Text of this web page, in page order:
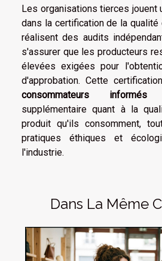
Les organisations tierces jouent
dans la certification de la qualité
réalisent des audits
s'assurer que les producteurs
élevées exigées pour
d'approbation. Cette
consommateurs informés
supplémentaire quant à la
produit qu'ils consomment,
pratiques éthiques et
l'industrie.
Dans La Même